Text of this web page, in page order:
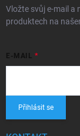
Vložte svůj e-mail a
produktech na
E-MAIL
Přihlásit se